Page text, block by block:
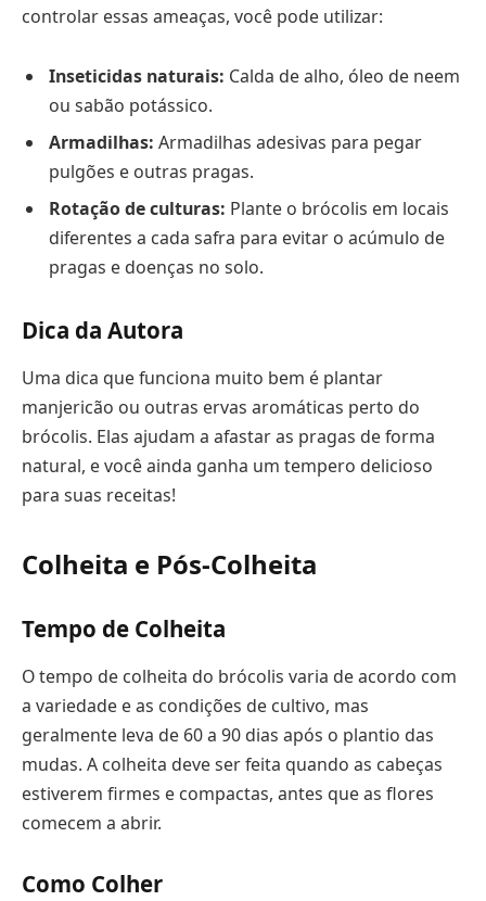
controlar essas ameaças, você pode utilizar:
Inseticidas naturais: Calda de alho, óleo de neem
ou sabão potássico.
Armadilhas: Armadilhas adesivas para pegar
pulgões e outras pragas.
Rotação de culturas: Plante o brócolis em locais
diferentes a cada safra para evitar o acúmulo de
pragas e doenças no solo.
Dica da Autora
Uma dica que funciona muito bem é plantar
manjericão ou outras ervas aromáticas perto do
brócolis. Elas ajudam a afastar as pragas de forma
natural, e você ainda ganha um tempero delicioso
para suas receitas!
Colheita e Pós-Colheita
Tempo de Colheita
O tempo de colheita do brócolis varia de acordo com
a variedade e as condições de cultivo, mas
geralmente leva de 60 a 90 dias após o plantio das
mudas. A colheita deve ser feita quando as cabeças
estiverem firmes e compactas, antes que as flores
comecem a abrir.
Como Colher